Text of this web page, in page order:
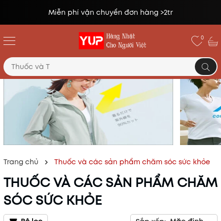
Đổi trả miễn phí lên tới 14 ngày*
0
Trang chủ Thuốc và các sản phẩm chăm sóc sức khỏe
THUỐC VÀ CÁC SẢN PHẨM CHĂM
SÓC SỨC KHỎE